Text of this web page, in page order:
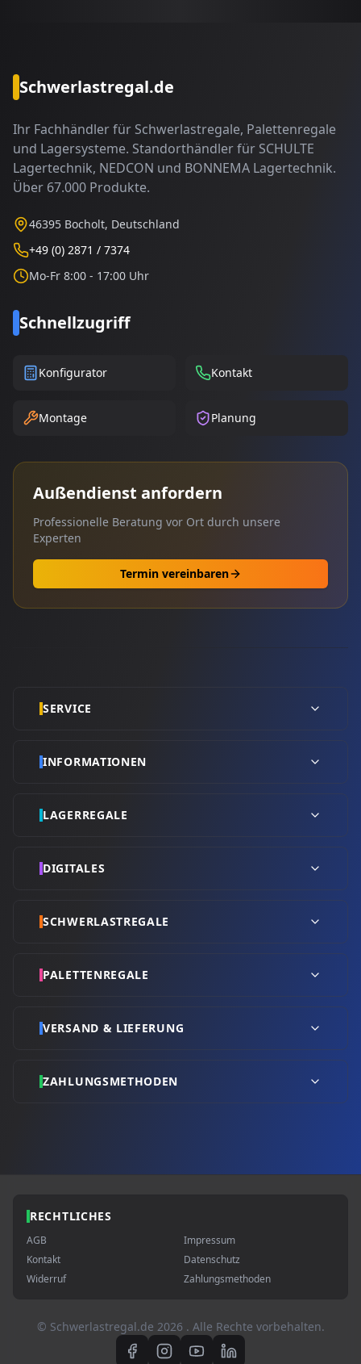
Schwerlastregal.de
Ihr Fachhändler für Schwerlastregale, Palettenregale
und Lagersysteme. Standorthändler für SCHULTE
Lagertechnik, NEDCON und BONNEMA Lagertechnik.
Über 67.000 Produkte.
46395 Bocholt, Deutschland
+49 (0) 2871 / 7374
Mo-Fr 8:00 - 17:00 Uhr
Schnellzugriff
Konfigurator Kontakt
Montage Planung
Außendienst anfordern
Professionelle Beratung vor Ort durch unsere
Experten
Termin vereinbaren
SERVICE
INFORMATIONEN
LAGERREGALE
DIGITALES
SCHWERLASTREGALE
PALETTENREGALE
VERSAND & LIEFERUNG
ZAHLUNGSMETHODEN
RECHTLICHES
AGB
Impressum
Kontakt
Datenschutz
Widerruf
Zahlungsmethoden
© Schwerlastregal.de 2026 . Alle Rechte vorbehalten.